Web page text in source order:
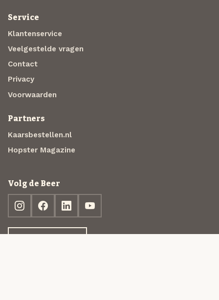
Service
Klantenservice
Veelgestelde vragen
Contact
Privacy
Voorwaarden
Partners
Kaarsbestellen.nl
Hopster Magazine
Volg de Beer